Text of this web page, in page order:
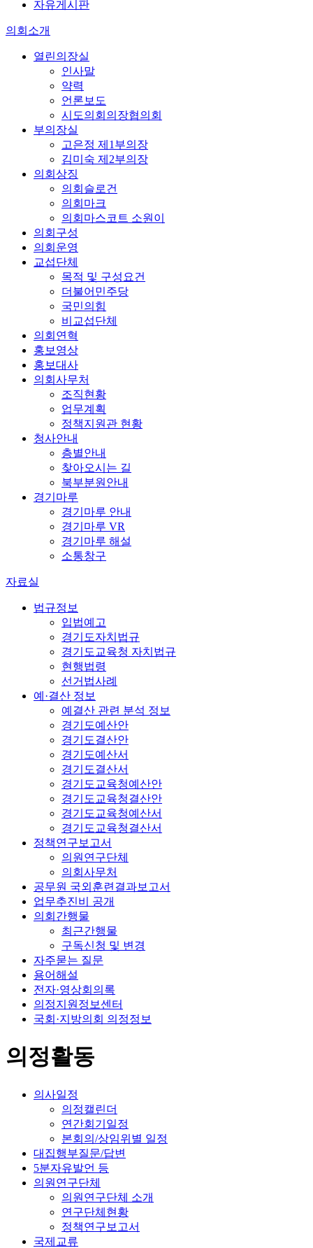
자유게시판
의회소개
열린의장실
인사말
약력
언론보도
시도의회의장협의회
부의장실
고은정 제1부의장
김미숙 제2부의장
의회상징
의회슬로건
의회마크
의회마스코트 소원이
의회구성
의회운영
교섭단체
목적 및 구성요건
더불어민주당
국민의힘
비교섭단체
의회연혁
홍보영상
홍보대사
의회사무처
조직현황
업무계획
정책지원관 현황
청사안내
층별안내
찾아오시는 길
북부분원안내
경기마루
경기마루 안내
경기마루 VR
경기마루 해설
소통창구
자료실
법규정보
입법예고
경기도자치법규
경기도교육청 자치법규
현행법령
선거법사례
예·결산 정보
예결산 관련 분석 정보
경기도예산안
경기도결산안
경기도예산서
경기도결산서
경기도교육청예산안
경기도교육청결산안
경기도교육청예산서
경기도교육청결산서
정책연구보고서
의원연구단체
의회사무처
공무원 국외훈련결과보고서
업무추진비 공개
의회간행물
최근간행물
구독신청 및 변경
자주묻는 질문
용어해설
전자·영상회의록
의정지원정보센터
국회·지방의회 의정정보
의정활동
의사일정
의정캘린더
연간회기일정
본회의/상임위별 일정
대집행부질문/답변
5분자유발언 등
의원연구단체
의원연구단체 소개
연구단체현황
정책연구보고서
국제교류